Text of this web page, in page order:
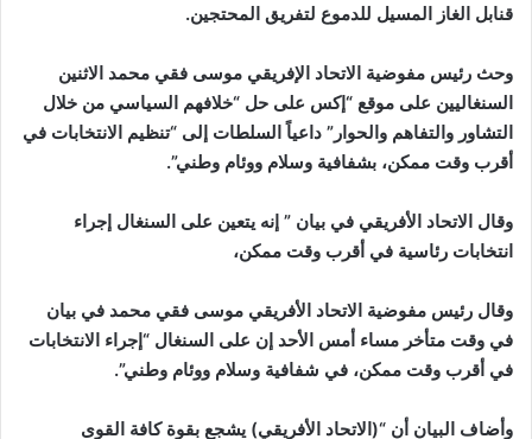
قنابل الغاز المسيل للدموع لتفريق المحتجين.
وحث رئيس مفوضية الاتحاد الإفريقي موسى فقي محمد الاثنين
السنغاليين على موقع “إكس على حل “خلافهم السياسي من خلال
التشاور والتفاهم والحوار” داعياً السلطات إلى “تنظيم الانتخابات في
أقرب وقت ممكن، بشفافية وسلام ووئام وطني”.
وقال الاتحاد الأفريقي في بيان ” إنه يتعين على السنغال إجراء
انتخابات رئاسية في أقرب وقت ممكن،
وقال رئيس مفوضية الاتحاد الأفريقي موسى فقي محمد في بيان
في وقت متأخر مساء أمس الأحد إن على السنغال “إجراء الانتخابات
في أقرب وقت ممكن، في شفافية وسلام ووئام وطني”.
وأضاف البيان أن “(الاتحاد الأفريقي) يشجع بقوة كافة القوى